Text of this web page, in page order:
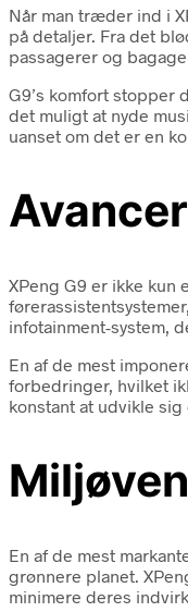
Når man træder ind i
på detaljer. Fra det
passagerer og
G9’s komfort stopper
det muligt at nyde
uanset om det er en
XPeng G9 er ikke
infotainment-system,
En af de mest
forbedringer, hvilket
konstant at udvikle
En af de mest
grønnere planet.
minimere deres